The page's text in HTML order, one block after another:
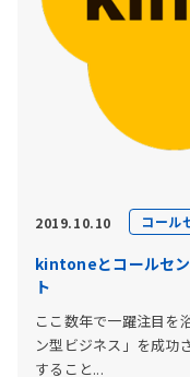
2019.10.10 コール
kintoneとコールセン
ト
ここ数年で一躍注目を
ン型ビジネス」を成功
すること...